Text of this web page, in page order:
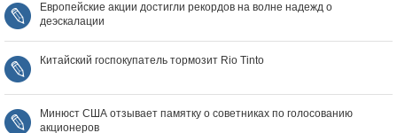
Европейские акции достигли рекордов на волне надежд о
деэскалации
Китайский госпокупатель тормозит Rio Tinto
Минюст США отзывает памятку о советниках по голосованию
акционеров